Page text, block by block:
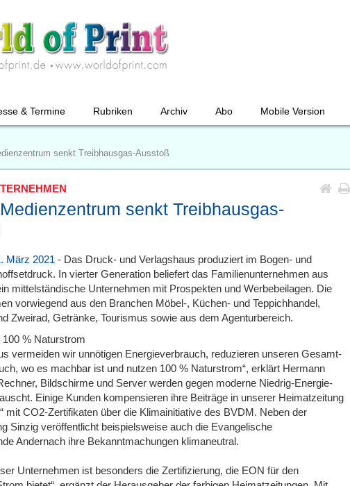
& Termine Rubriken Archiv Abo Mobile Version
senkt Treibhausgas-Ausstoß
senkt Treibhausgas-
März 2021 - Das Druck- und Verlagshaus produziert im Bogen- und
In vierter Generation beliefert das Familienunternehmen aus
mittelständische Unternehmen mit Prospekten und Werbebeilagen. Die
vorwiegend aus den Branchen Möbel-, Küchen- und Teppichhandel,
Zweirad, Getränke, Tourismus sowie aus dem Agenturbereich.
% Naturstrom
vermeiden wir unnötigen Energieverbrauch, reduzieren unseren Gesamt-
wo es machbar ist und nutzen 100 % Naturstrom“, erklärt Hermann
Bildschirme und Server werden gegen moderne Niedrig-Energie-
Einige Kunden kompensieren ihre Beiträge in unserer Heimatzeitung
mit CO2-Zertifikaten über die Klimainitiative des BVDM. Neben der
Sinzig veröffentlicht beispielsweise auch die Evangelische
Andernach ihre Bekanntmachungen klimaneutral.
Unternehmen ist besonders die Zertifizierung, die EON für den